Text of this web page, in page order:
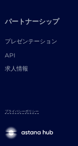
パートナーシップ
プレゼンテーション
API
求人情報
プライバシーポリシー